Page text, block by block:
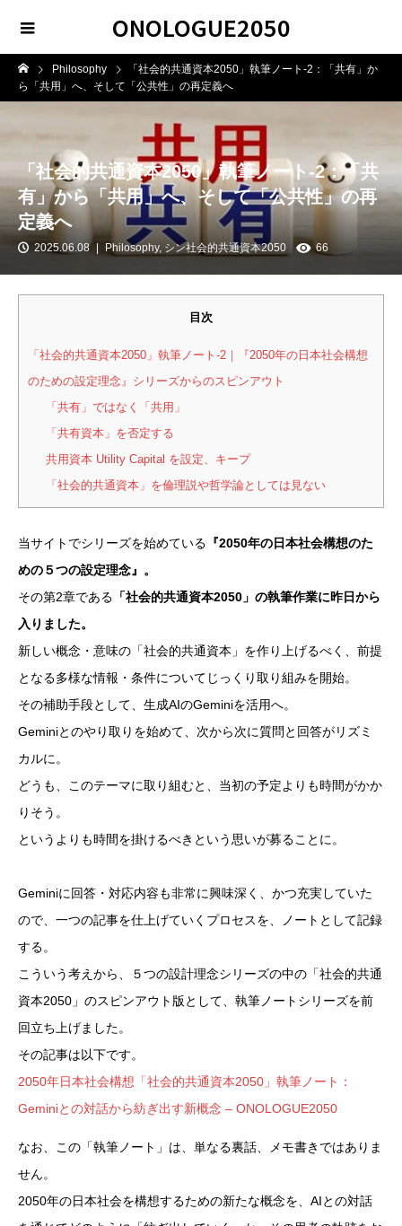
ONOLOGUE2050
Philosophy
「社会的共通資本2050」執筆ノート-2：「共有」か
ら「共用」へ、そして「公共性」の再定義へ
「社会的共通資本2050」執筆ノート-2：「共
有」から「共用」へ、そして「公共性」の再
定義へ
2025.06.08 Philosophy, シン社会的共通資本2050 66
目次
「社会的共通資本2050」執筆ノート-2｜『2050年の日本社会構想
のための設定理念』シリーズからのスピンアウト
「共有」ではなく「共用」
「共有資本」を否定する
共用資本 Utility Capital を設定、キープ
「社会的共通資本」を倫理説や哲学論としては見ない
当サイトでシリーズを始めている 『2050年の日本社会構想のた
めの５つの設定理念』。
その第2章である 「社会的共通資本2050」の執筆作業に昨日から
入りました。
新しい概念・意味の「社会的共通資本」を作り上げるべく、前提
となる多様な情報・条件についてじっくり取り組みを開始。
その補助手段として、生成AIのGeminiを活用へ。
Geminiとのやり取りを始めて、次から次に質問と回答がリズミ
カルに。
どうも、このテーマに取り組むと、当初の予定よりも時間がかか
りそう。
というよりも時間を掛けるべきという思いが募ることに。
Geminiに回答・対応内容も非常に興味深く、かつ充実していた
ので、一つの記事を仕上げていくプロセスを、ノートとして記録
する。
こういう考えから、５つの設計理念シリーズの中の「社会的共通
資本2050」のスピンアウト版として、執筆ノートシリーズを前
回立ち上げました。
その記事は以下です。
2050年日本社会構想「社会的共通資本2050」執筆ノート：
Geminiとの対話から紡ぎ出す新概念 – ONOLOGUE2050
なお、この「執筆ノート」は、単なる裏話、メモ書きではありま
せん。
2050年の日本社会を構想するための新たな概念を、AIとの対話